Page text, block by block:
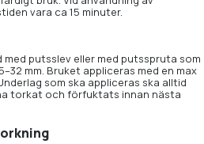
vara ca 15 minuter.
putsslev eller med putsspruta som
mm. Bruket appliceras med en max
som ska appliceras ska alltid
torkat och förfuktats innan nästa